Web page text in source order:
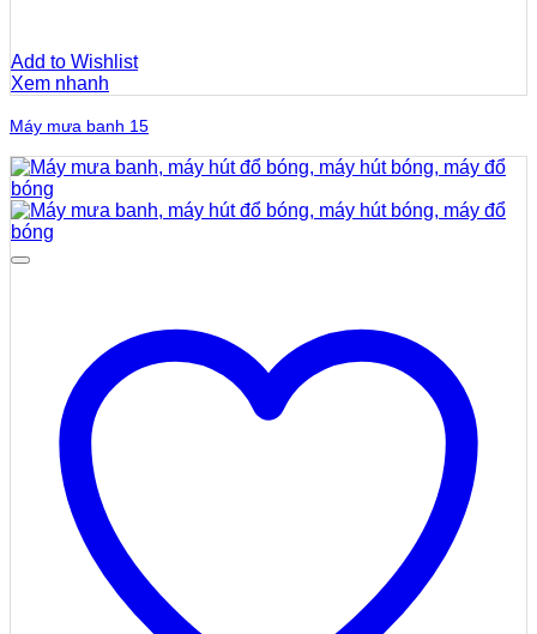
Add to Wishlist
Xem nhanh
Máy mưa banh 15